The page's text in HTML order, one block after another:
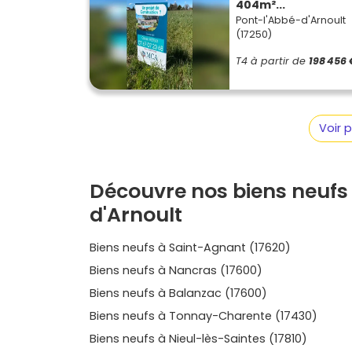
d’un bourg charentais. Si tu hésites entre
extérieur, entretien, accessibilité) : le neuf te
performance. Prêt à explorer les possibilités
typologies, les emplacements et les atouts
mais aussi ceux situés autour de Tonnay-
trouves rapidement le bien qui te
disponibilités : tu verras, il y a sûrement une
permettra d’emménager sereinement, sans
404m²...
Pont-l'Abbé-d'Arnoult
(17250)
T4 à partir de 198 456
Voir
Découvre nos biens
d'Arnoult
Biens neufs à Saint-Agnant (17620)
Biens neufs à Nancras (17600)
Biens neufs à Balanzac (17600)
Biens neufs à Tonnay-Charente (17430)
Biens neufs à Nieul-lès-Saintes (17810)